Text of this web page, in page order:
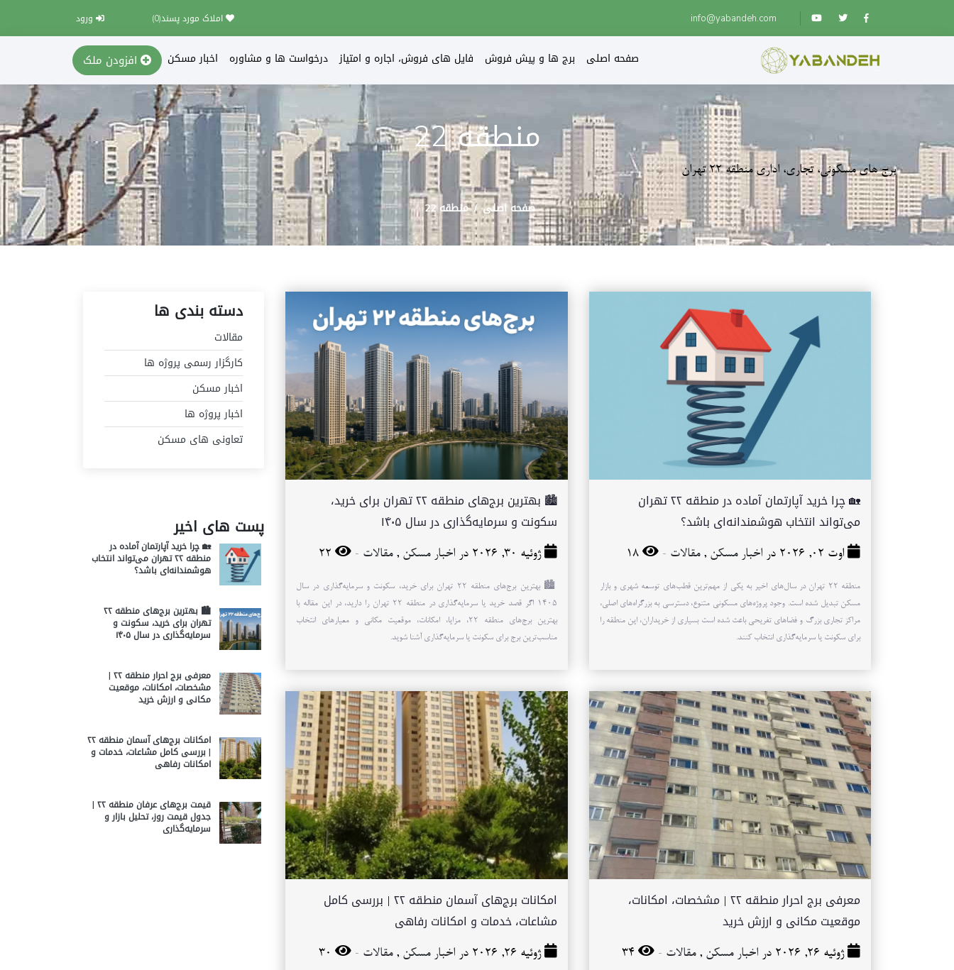
info@yabandeh.com املاک مورد پسند(0
) ورود
صفحه اصلی برج ها و پیش فروش فایل های فروش، اجاره و امتیاز درخواست ها و مشاوره اخبار مسکن افزودن ملک
منطقه 22
برج های مسکونی، تجاری، اداری منطقه 22 تهران
صفحه اصلی منطقه 22
🏡 چرا خرید آپارتمان آماده در منطقه ۲۲ تهران
می‌تواند انتخاب هوشمندانه‌ای باشد؟
اوت 02, 2026 در اخبار مسکن ,مقالات -
منطقه ۲۲ تهران در سال‌های اخیر به یکی از مهم‌ترین قطب‌های توسعه شهری و بازار
مسکن تبدیل شده است. وجود پروژه‌های مسکونی متنوع، دسترسی به بزرگراه‌های اصلی،
مراکز تجاری بزرگ و فضاهای تفریحی باعث شده است بسیاری از خریداران، این منطقه را
برای سکونت یا سرمایه‌گذاری انتخاب کنند.
🏙️ بهترین برج‌های منطقه ۲۲ تهران برای خرید،
سکونت و سرمایه‌گذاری در سال ۱۴۰۵
ژوئیه 30, 2026 در اخبار مسکن ,مقالات -
🏙️ بهترین برج‌های منطقه ۲۲ تهران برای خرید، سکونت و سرمایه‌گذاری در سال
۱۴۰۵ اگر قصد خرید یا سرمایه‌گذاری در منطقه ۲۲ تهران را دارید، در این مقاله با
بهترین برج‌های منطقه ۲۲، مزایا، امکانات، موقعیت مکانی و معیارهای انتخاب
مناسب‌ترین برج برای سکونت یا سرمایه‌گذاری آشنا شوید.
معرفی برج احرار منطقه ۲۲ | مشخصات، امکانات،
موقعیت مکانی و ارزش خرید
ژوئیه 26, 2026 در اخبار مسکن ,مقالات -
امکانات برج‌های آسمان منطقه ۲۲ | بررسی کامل
مشاعات، خدمات و امکانات رفاهی
ژوئیه 26, 2026 در اخبار مسکن ,مقالات -
دسته بندی ها
مقالات
کارگزار رسمی پروژه ها
اخبار مسکن
اخبار پروژه ها
تعاونی های مسکن
پست های اخیر
🏡 چرا خرید آپارتمان آماده در
منطقه ۲۲ تهران می‌تواند انتخاب
هوشمندانه‌ای باشد؟
🏙️ بهترین برج‌های منطقه ۲۲
تهران برای خرید، سکونت و
سرمایه‌گذاری در سال ۱۴۰۵
معرفی برج احرار منطقه ۲۲ |
مشخصات، امکانات، موقعیت
مکانی و ارزش خرید
امکانات برج‌های آسمان منطقه ۲۲
| بررسی کامل مشاعات، خدمات و
امکانات رفاهی
قیمت برج‌های عرفان منطقه ۲۲ |
جدول قیمت روز، تحلیل بازار و
سرمایه‌گذاری